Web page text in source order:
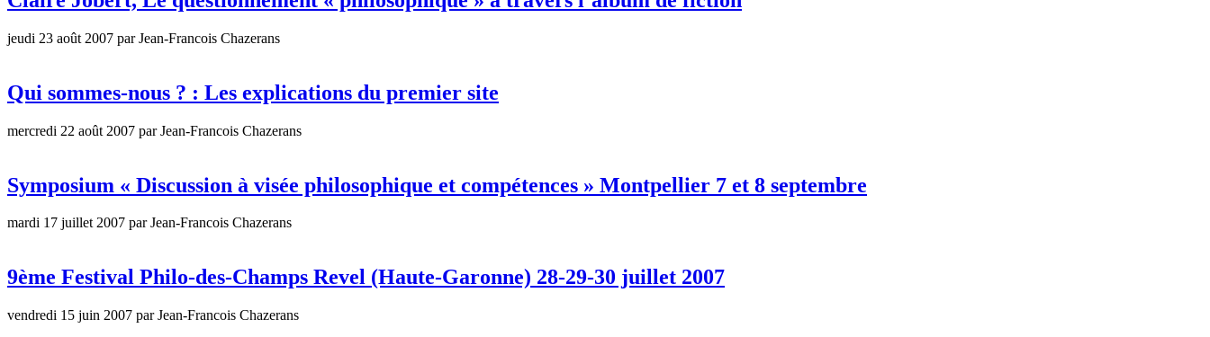
jeudi 23 août 2007 par Jean-Francois Chazerans
Qui sommes-nous ? : Les explications du premier site
mercredi 22 août 2007 par Jean-Francois Chazerans
Symposium « Discussion à visée philosophique et compétences » Montpellier 7 et 8 septembre
mardi 17 juillet 2007 par Jean-Francois Chazerans
9ème Festival Philo-des-Champs Revel (Haute-Garonne) 28-29-30 juillet 2007
vendredi 15 juin 2007 par Jean-Francois Chazerans